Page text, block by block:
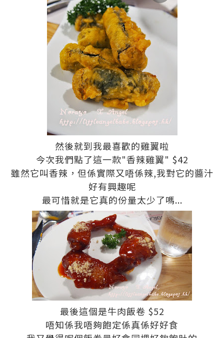
然後就到我最喜歡的雞翼啦
今次我們點了這一款"香辣雞翼" $42
雖然它叫香辣，但係實際又唔係辣,我對它的醬汁
好有興趣呢
最可惜就是它真的份量太少了嗎...
最後這個是牛肉飯卷 $52
唔知係我唔夠飽定係真係好好食